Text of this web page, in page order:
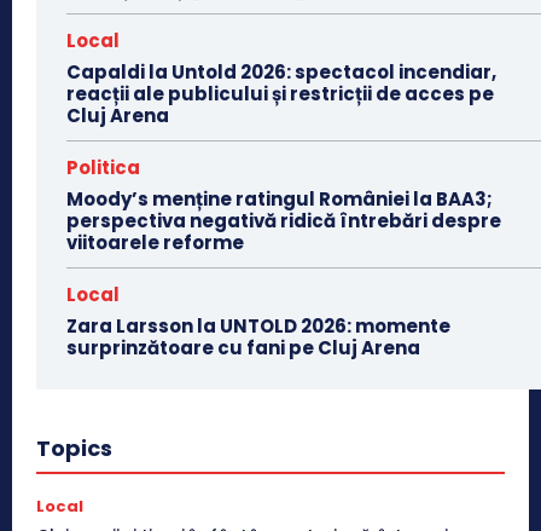
Local
Capaldi la Untold 2026: spectacol incendiar,
reacții ale publicului și restricții de acces pe
Cluj Arena
Politica
Moody’s menține ratingul României la BAA3;
perspectiva negativă ridică întrebări despre
viitoarele reforme
Local
Zara Larsson la UNTOLD 2026: momente
surprinzătoare cu fani pe Cluj Arena
Topics
Local